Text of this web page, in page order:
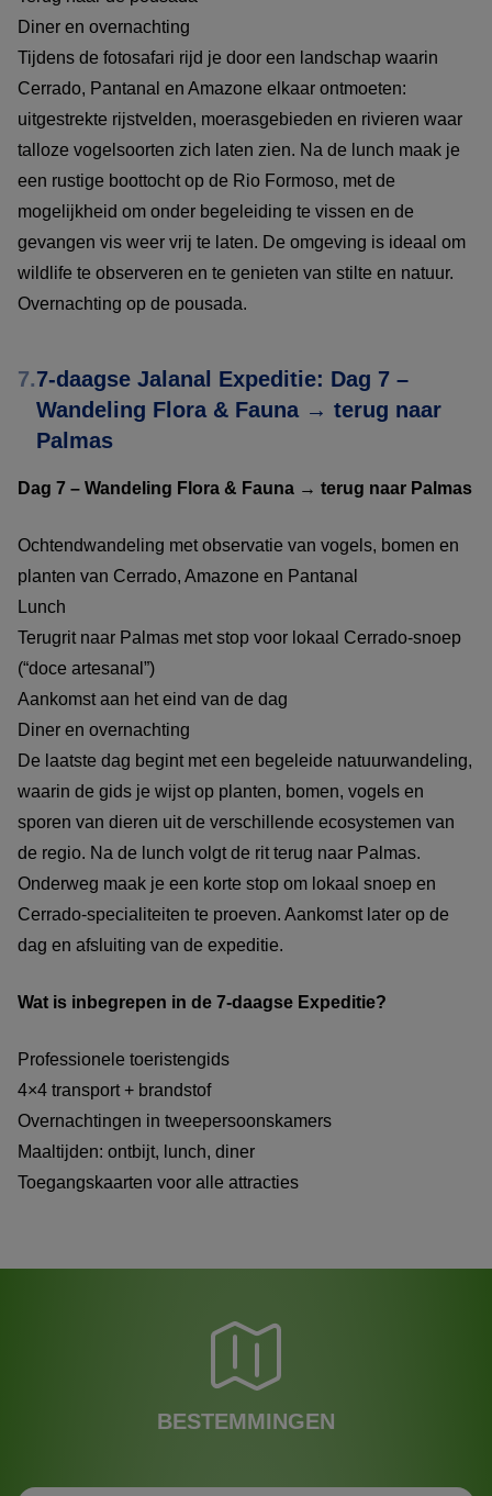
Diner en overnachting
Tijdens de fotosafari rijd je door een landschap waarin
Cerrado, Pantanal en Amazone elkaar ontmoeten:
uitgestrekte rijstvelden, moerasgebieden en rivieren waar
talloze vogelsoorten zich laten zien. Na de lunch maak je
een rustige boottocht op de Rio Formoso, met de
mogelijkheid om onder begeleiding te vissen en de
gevangen vis weer vrij te laten. De omgeving is ideaal om
wildlife te observeren en te genieten van stilte en natuur.
Overnachting op de pousada.
7.7-daagse Jalanal Expeditie: Dag 7 –
Wandeling Flora & Fauna → terug naar
Palmas
Dag 7 – Wandeling Flora & Fauna → terug naar Palmas
Ochtendwandeling met observatie van vogels, bomen en
planten van Cerrado, Amazone en Pantanal
Lunch
Terugrit naar Palmas met stop voor lokaal Cerrado-snoep
(“doce artesanal”)
Aankomst aan het eind van de dag
Diner en overnachting
De laatste dag begint met een begeleide natuurwandeling,
waarin de gids je wijst op planten, bomen, vogels en
sporen van dieren uit de verschillende ecosystemen van
de regio. Na de lunch volgt de rit terug naar Palmas.
Onderweg maak je een korte stop om lokaal snoep en
Cerrado-specialiteiten te proeven. Aankomst later op de
dag en afsluiting van de expeditie.
Wat is inbegrepen in de 7-daagse Expeditie?
Professionele toeristengids
4×4 transport + brandstof
Overnachtingen in tweepersoonskamers
Maaltijden: ontbijt, lunch, diner
Toegangskaarten voor alle attracties
BESTEMMINGEN